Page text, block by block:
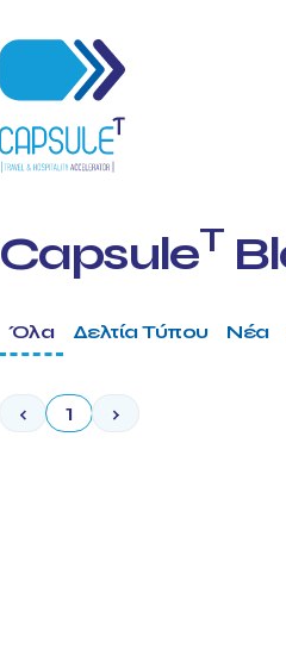
CapsuleT
Όλα Δελτία Τύπου Νέα
‹ 1 ›